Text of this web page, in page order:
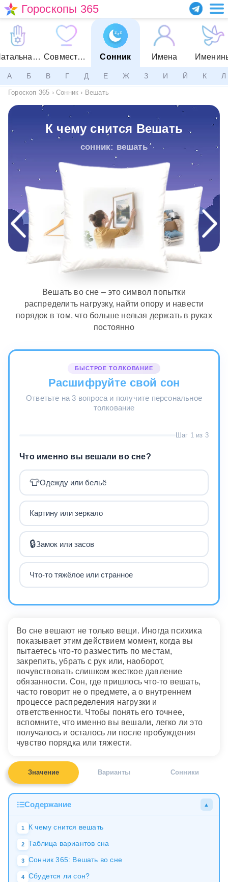
Гороскопы 365
Натальная карта Совместимость Сонник Имена
А Б В Г Д Е Ж З И Й К Л
Гороскоп 365 › Сонник › Вешать
К чему снится Вешать
сонник: вешать
Вешать во сне – это символ попытки
распределить нагрузку, найти опору и навести
порядок в том, что больше нельзя держать в руках
постоянно
БЫСТРОЕ ТОЛКОВАНИЕ
Расшифруйте свой сон
Ответьте на 3 вопроса и получите персональное
толкование
Шаг 1 из 3
Что именно вы вешали во сне?
👕Одежду или бельё
Картину или зеркало
🔒Замок или засов
Что-то тяжёлое или странное
Во сне вешают не только вещи. Иногда психика
показывает этим действием момент, когда вы
пытаетесь что-то разместить по местам,
закрепить, убрать с рук или, наоборот,
почувствовать слишком жесткое давление
обязанности. Сон, где пришлось что-то вешать,
часто говорит не о предмете, а о внутреннем
процессе распределения нагрузки и
ответственности. Чтобы понять его точнее,
вспомните, что именно вы вешали, легко ли это
получалось и осталось ли после пробуждения
чувство порядка или тяжести.
Значение Варианты Сонники
Содержание ▲
1 К чему снится вешать
2 Таблица вариантов сна
3 Сонник 365: Вешать во сне
4 Сбудется ли сон?